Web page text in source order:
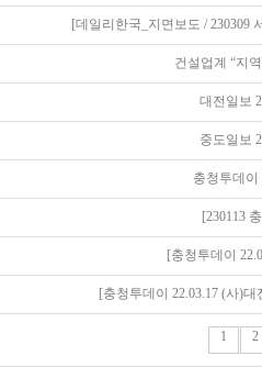
[데일리한국_지면보도 / 230309
건설업계 “지
대전일보
중도일보
충청투데이
[230113
[충청투데이
[충청투데이 22.03.17 (사)
1 2